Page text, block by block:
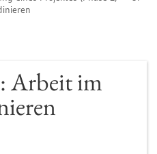
Ar­beit im